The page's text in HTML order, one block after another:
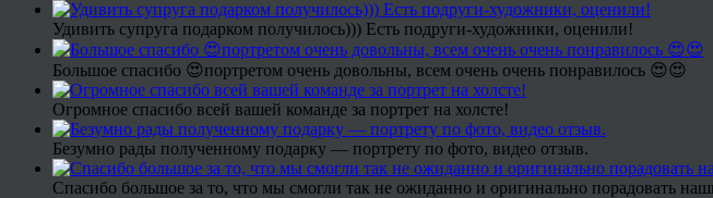
Удивить супруга подарком получилось))) Есть подруги-художники, оценили!
Большое спасибо 😍портретом очень довольны, всем очень очень понравилось 😍😍
Огромное спасибо всей вашей команде за портрет на холсте!
Безумно рады полученному подарку — портрету по фото, видео отзыв.
Спасибо большое за то, что мы смогли так не ожиданно и оригинально порадовать